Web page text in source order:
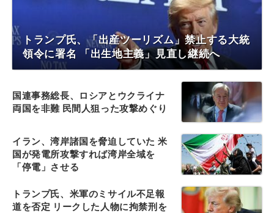
トランプ氏、「出産ツーリズム」禁止する大統
領令に署名 「出生地主義」見直し継続へ
国連事務総長、ロシアとウクライナ
両国を非難 民間人狙った攻撃めぐり
イラン、湾岸諸国を脅迫していた 米
国が発電所攻撃すれば湾岸全域を
「停電」させる
トランプ氏、米軍のミサイル不足報
道を否定 リークした人物に拘禁刑を